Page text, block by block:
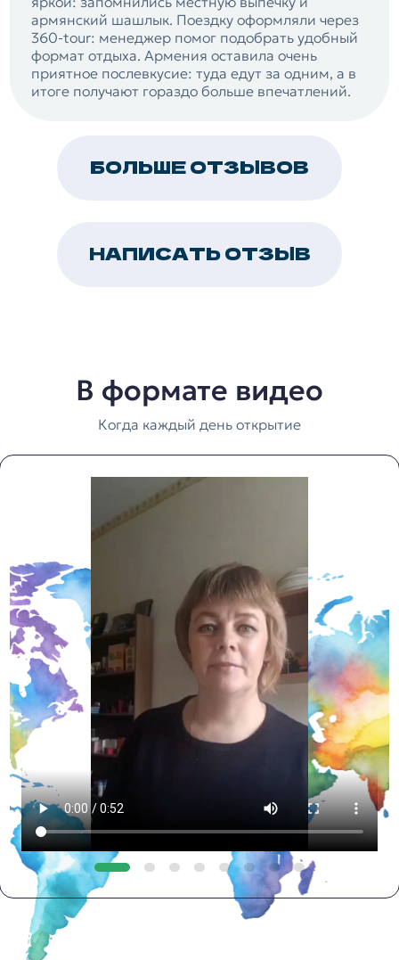
армянский шашлык. Поездку оформляли через
360-tour: менеджер помог подобрать удобный
формат отдыха. Армения оставила очень
приятное послевкусие: туда едут за одним, а в
итоге получают гораздо больше впечатлений.
БОЛЬШЕ ОТЗЫВОВ
НАПИСАТЬ ОТЗЫВ
В формате видео
Когда каждый день открытие